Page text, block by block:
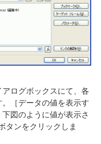
アログボックスにて、各
［データの値を表示す
図のように値が表示さ
タンをクリックしま